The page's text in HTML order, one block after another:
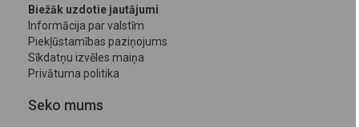
Biežāk uzdotie jautājumi
Informācija par valstīm
Piekļūstamības paziņojums
Sīkdatņu izvēles maiņa
Privātuma politika
Seko mums